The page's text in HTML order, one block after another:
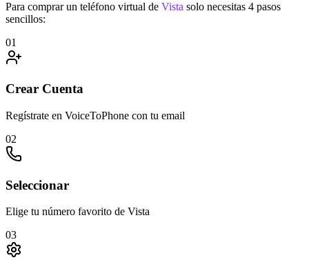
Para comprar un teléfono virtual de Vista solo necesitas 4 pasos
sencillos:
01
Crear Cuenta
Regístrate en VoiceToPhone con tu email
02
Seleccionar
Elige tu número favorito de Vista
03